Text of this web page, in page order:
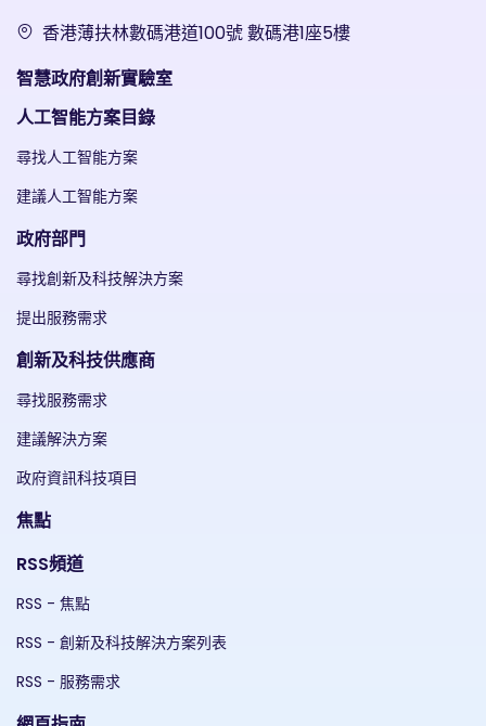
香港薄扶林數碼港道100號 數碼港1座5樓
智慧政府創新實驗室
人工智能方案目錄
尋找人工智能方案
建議人工智能方案
政府部門
尋找創新及科技解決方案
提出服務需求
創新及科技供應商
尋找服務需求
建議解決方案
政府資訊科技項目
焦點
RSS頻道
RSS - 焦點
RSS - 創新及科技解決方案列表
RSS - 服務需求